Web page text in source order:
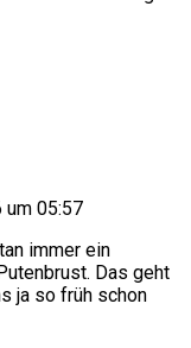
um 05:57
immer ein
Das geht
ja so früh schon